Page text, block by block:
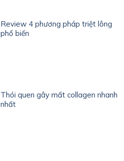
Review 4 phương pháp triệt lông
phổ biến
Thói quen gây mất collagen nhanh
nhất